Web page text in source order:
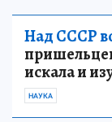
Над СССР
искала и
НАУКА